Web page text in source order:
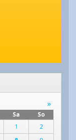
»
Sa
So
1
2